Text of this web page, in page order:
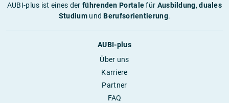
AUBI-plus ist eines derführenden Portalefür Ausbildung,duales
StudiumundBerufsorientierung.
AUBI-plus
Über uns
Karriere
Partner
FAQ